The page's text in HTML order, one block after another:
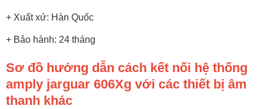
+ Xuất xứ: Hàn Quốc
+ Bảo hành: 24 tháng
Sơ đồ hướng dẫn cách kết nối hệ thống
amply jarguar 606Xg với các thiết bị âm
thanh khác